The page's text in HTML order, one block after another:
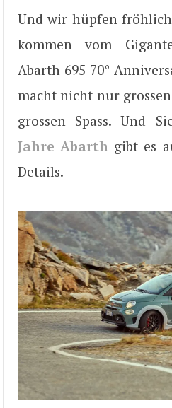
Und wir hüpfen
kommen vom
Abarth 695 70°
macht nicht nur
grossen Spass. Und
Jahre Abarth gibt es
Details.